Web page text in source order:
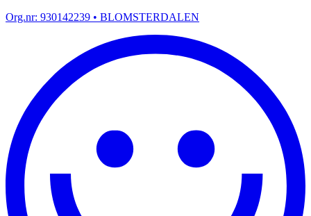
Org.nr: 930142239 • BLOMSTERDALEN